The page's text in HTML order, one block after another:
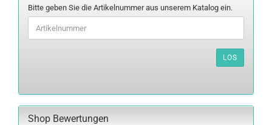
BITTE
GEBEN
SIE
DIE
EIN.
Bitte geben Sie die Artikelnummer aus unserem Katalog ein.
LOS
Shop Bewertungen